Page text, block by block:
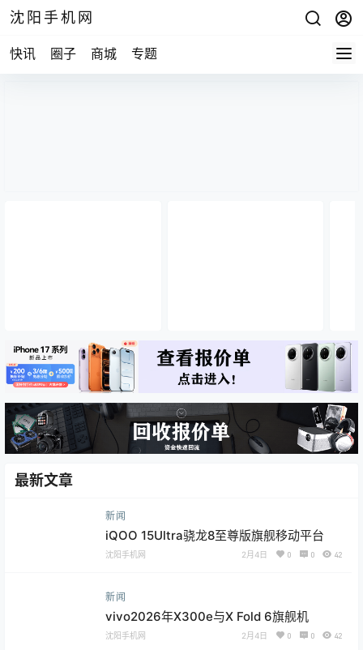
沈阳手机网
快讯 圈子 商城 专题
最新文章
新闻
iQOO 15Ultra骁龙8至尊版旗舰移动平台
沈阳手机网 2月4日 0 0 42
新闻
vivo2026年X300e与X Fold 6旗舰机
沈阳手机网 2月4日 0 0 42